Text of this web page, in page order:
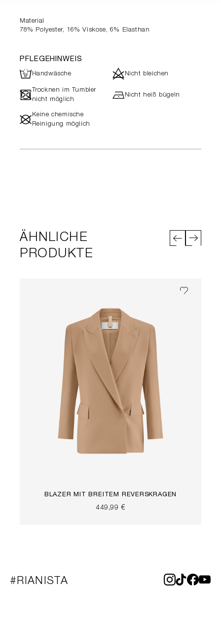
Material
78% Polyester, 16% Viskose, 6% Elasthan
PFLEGEHINWEIS
LHandwäsche dNicht bleichen
- Trocknen im Tumbler
nicht möglich
hNicht heiß bügeln
#Keine chemische
Reinigung möglich
ÄHNLICHE
PRODUKTE
BLAZER MIT BREITEM REVERSKRAGEN
449,99 €
#RIANISTA